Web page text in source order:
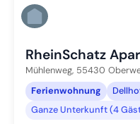
RheinSchatz
Mühlenweg, 55430
Ferienwohnung
Ganze Unterkunft (4